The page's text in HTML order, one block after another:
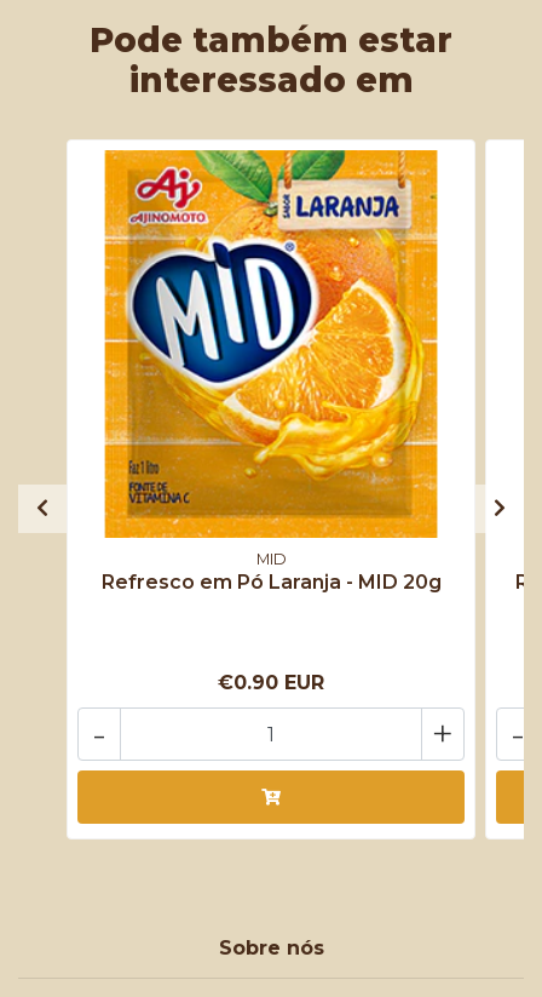
Pode também estar
interessado em
MID
Refresco em Pó Laranja - MID 20g
€0.90 EUR
+
- -
Sobre nós